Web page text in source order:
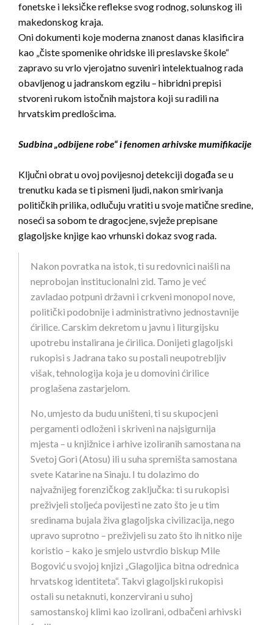
fonetske i leksičke reflekse svog rodnog, solunskog ili
makedonskog kraja.
Oni dokumenti koje moderna znanost danas klasificira
kao „čiste spomenike ohridske ili preslavske škole“
zapravo su vrlo vjerojatno suveniri intelektualnog rada
obavljenog u jadranskom egzilu – hibridni prepisi
stvoreni rukom istočnih majstora koji su radili na
hrvatskim predlošcima.
Sudbina „odbijene robe“ i fenomen arhivske mumifikacije
Ključni obrat u ovoj povijesnoj detekciji događa se u
trenutku kada se ti pismeni ljudi, nakon smirivanja
političkih prilika, odlučuju vratiti u svoje matične sredine,
noseći sa sobom te dragocjene, svježe prepisane
glagoljske knjige kao vrhunski dokaz svog rada.
Nakon povratka na istok, ti su redovnici naišli na
neprobojan institucionalni zid. Tamo je već
zavladao potpuni državni i crkveni monopol nove,
politički podobnije i administrativno jednostavnije
ćirilice. Carskim dekretom u javnu i liturgijsku
upotrebu instalirana je ćirilica. Donijeti glagoljski
rukopisi s Jadrana tako su postali neupotrebljiv
višak, tehnologija koja je u domovini ćirilice
proglašena zastarjelom.
No, umjesto da budu uništeni, ti su skupocjeni
pergamenti odloženi i skriveni na najsigurnija
mjesta – u knjižnice i arhive izoliranih samostana na
Svetoj Gori (Atosu) ili u suha spremišta samostana
svete Katarine na Sinaju. I tu dolazimo do
najvažnijeg forenzičkog zaključka: ti su rukopisi
preživjeli stoljeća povijesti ne zato što je u tim
sredinama bujala živa glagoljska civilizacija, nego
upravo suprotno – preživjeli su zato što ih nitko nije
koristio – kako je smjelo ustvrdio biskup Mile
Bogović u svojoj knjizi „Glagoljica bitna odrednica
hrvatskog identiteta“. Takvi glagoljski rukopisi
ostali su netaknuti, konzervirani u suhoj
samostanskoj klimi kao izolirani, odbačeni arhivski